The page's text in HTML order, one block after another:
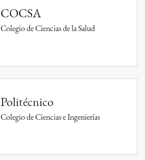
COCSA
Colegio de Ciencias de la Salud
Politécnico
Colegio de Ciencias e Ingenierías